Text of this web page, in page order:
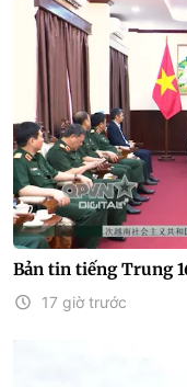
Bản tin tiếng Trung
17 giờ trước